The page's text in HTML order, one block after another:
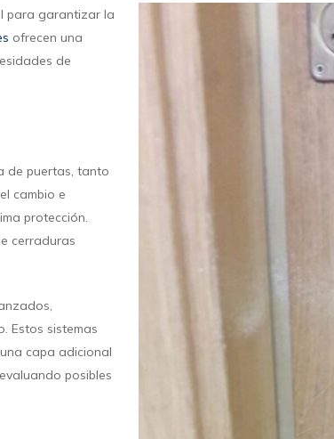
para garantizar la
ofrecen una
de
de puertas, tanto
cambio e
protección.
cerraduras
Estos sistemas
capa adicional
posibles